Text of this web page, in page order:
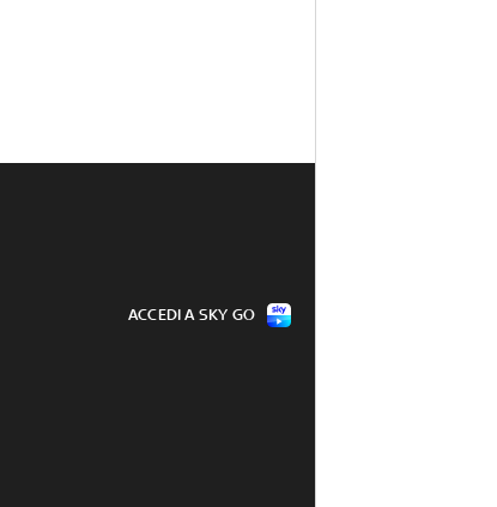
ACCEDI A SKY GO